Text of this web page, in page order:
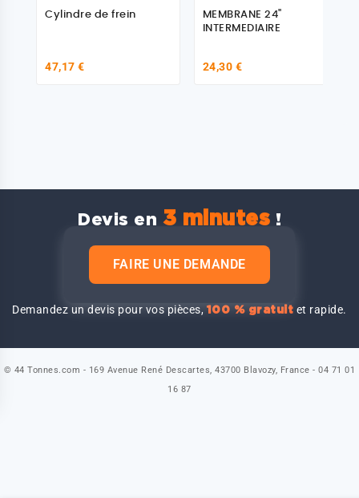
Cylindre de frein
47,17 €
MEMBRANE 24"
INTERMEDIAIRE
24,30 €
Devis en 3 minutes !
FAIRE UNE DEMANDE
Demandez un devis pour vos pièces,100 % gratuit et rapide.
© 44 Tonnes.com - 169 Avenue René Descartes, 43700 Blavozy, France - 04 71 01
16 87